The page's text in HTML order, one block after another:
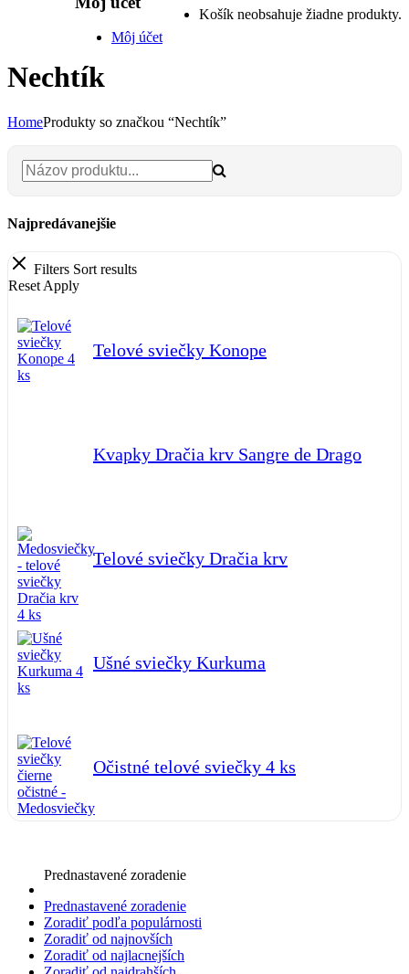
Košík neobsahuje žiadne produkty.
Môj účet
Nechtík
HomeProdukty so značkou “Nechtík”
Najpredávanejšie
Filters Sort results
Reset Apply
Telové sviečky Konope
Kvapky Dračia krv Sangre de Drago
Telové sviečky Dračia krv
Ušné sviečky Kurkuma
Očistné telové sviečky 4 ks
Prednastavené zoradenie
Prednastavené zoradenie
Zoradiť podľa populárnosti
Zoradiť od najnovších
Zoradiť od najlacnejších